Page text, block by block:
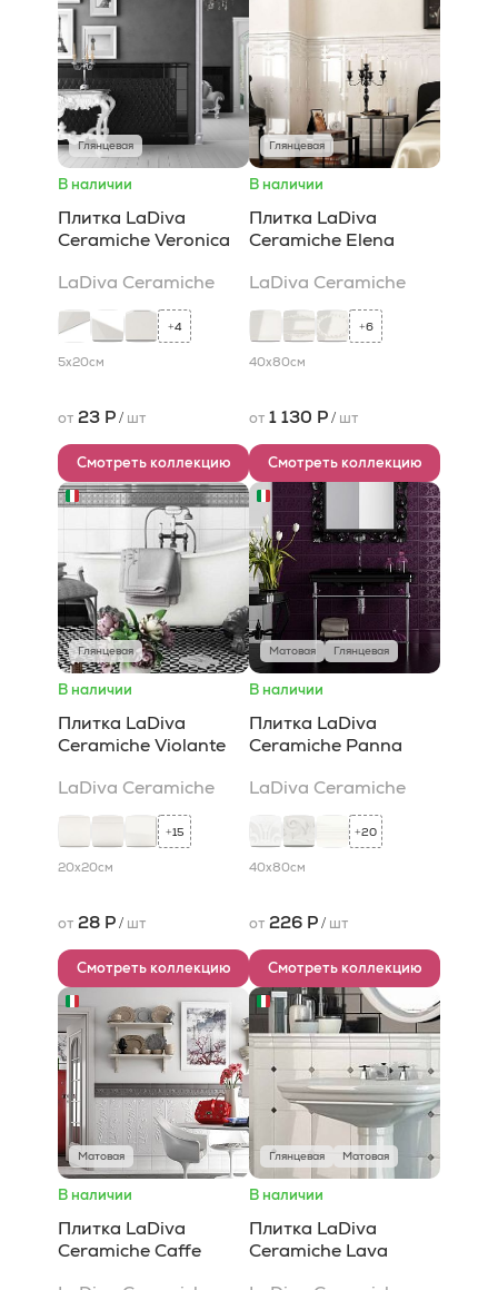
Глянцевая
В наличии
Плитка LaDiva
Сeramiche Veronica
LaDiva Сeramiche
+4
5x20см
от 23 Р/ шт
Смотреть коллекцию
Глянцевая
В наличии
Плитка LaDiva
Сeramiche Elena
LaDiva Сeramiche
+6
40x80см
от 1 130 Р/ шт
Смотреть коллекцию
Глянцевая
В наличии
Плитка LaDiva
Сeramiche Violante
LaDiva Сeramiche
+15
20x20см
от 28 Р/ шт
Смотреть коллекцию
Матовая Глянцевая
В наличии
Плитка LaDiva
Сeramiche Panna
LaDiva Сeramiche
+20
40x80см
от 226 Р/ шт
Смотреть коллекцию
Матовая
В наличии
Плитка LaDiva
Сeramiche Caffe
Глянцевая Матовая
В наличии
Плитка LaDiva
Сeramiche Lava